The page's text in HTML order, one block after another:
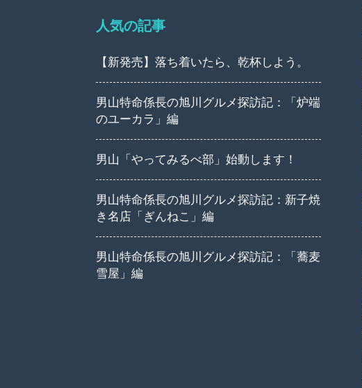
人気の記事
【新発売】落ち着いたら、乾杯しよう。
男山特命係長の旭川グルメ探訪記：「炉端
のユーカラ」編
男山「やってみるべ部」始動します！
男山特命係長の旭川グルメ探訪記：新子焼
き名店「ぎんねこ」編
男山特命係長の旭川グルメ探訪記：「蕎麦
雪屋」編